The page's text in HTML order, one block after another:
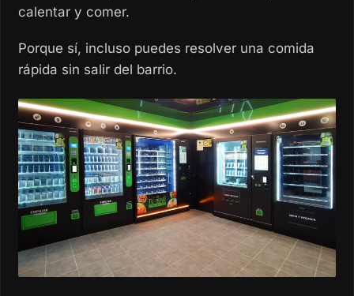
calentar y comer.
Porque sí, incluso puedes resolver una comida
rápida sin salir del barrio.